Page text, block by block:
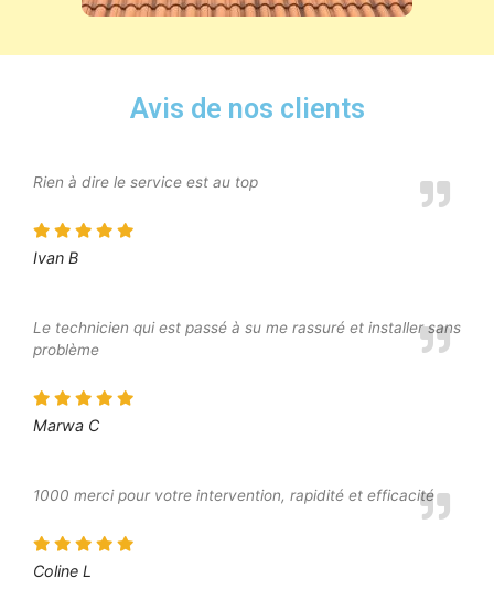
Avis de nos clients
Rien à dire le service est au top
Ivan B
Le technicien qui est passé à su me rassuré et installer sans
problème
Marwa C
1000 merci pour votre intervention, rapidité et efficacité
Coline L